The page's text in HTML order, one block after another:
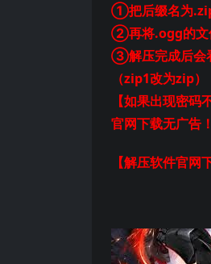
①把后缀名为
②再将.ogg的文
③解压完成后会
（zip1改为zip）
【如果出现密
官网下载无广告！
【解压软件官